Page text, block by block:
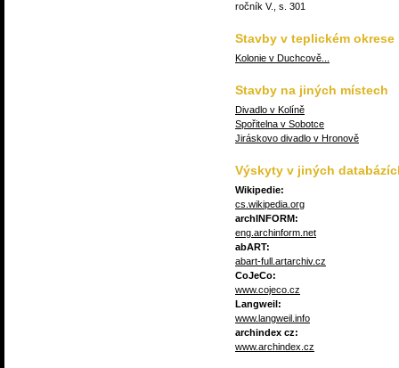
ročník V., s. 301
Stavby v teplickém okrese
Kolonie v Duchcově...
Stavby na jiných místech
Divadlo v Kolíně
Spořitelna v Sobotce
Jiráskovo divadlo v Hronově
Výskyty v jiných
Wikipedie:
cs.wikipedia.org
archINFORM:
eng.archinform.net
abART:
abart-full.artarchiv.cz
CoJeCo:
www.cojeco.cz
Langweil:
www.langweil.info
archindex cz:
www.archindex.cz